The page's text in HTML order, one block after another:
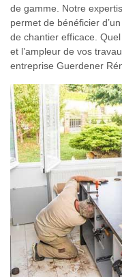
de gamme. Notre
permet de bénéficier
de chantier efficace.
et l’ampleur de vos
entreprise Guerdener